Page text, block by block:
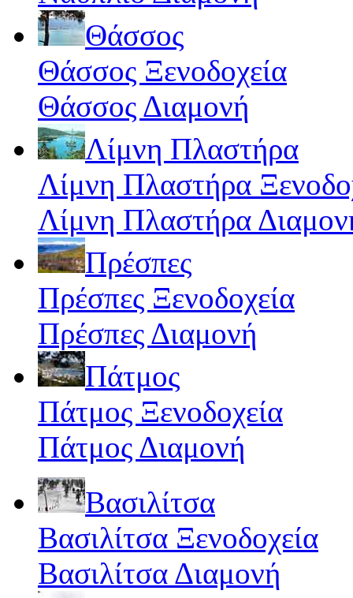
Θάσσος
Θάσσος Ξενοδοχεία
Θάσσος Διαμονή
Λίμνη Πλαστήρα
Λίμνη Πλαστήρα
Λίμνη Πλαστήρα
Πρέσπες
Πρέσπες Ξενοδοχεία
Πρέσπες Διαμονή
Πάτμος
Πάτμος Ξενοδοχεία
Πάτμος Διαμονή
Βασιλίτσα
Βασιλίτσα Ξενοδοχεία
Βασιλίτσα Διαμονή